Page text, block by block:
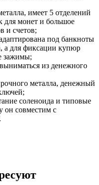
имеет 5 отделений
для монет и большое
и счетов;
под банкноты
а для фиксации купюр
зажимы;
из денежного
металла, денежный
соленоида и типовые
он совместим с